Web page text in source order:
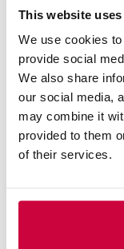
This website
We use cookies
provide social
We also share
our social media,
may combine it
provided to them
of their services.
Under 2023
tjänst, som
miljösmart sätt.
En viktig del av
Trucker’s
pausutrymmen